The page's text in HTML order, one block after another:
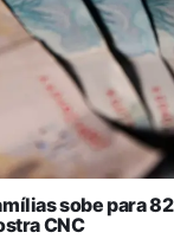
sobe para
CNC